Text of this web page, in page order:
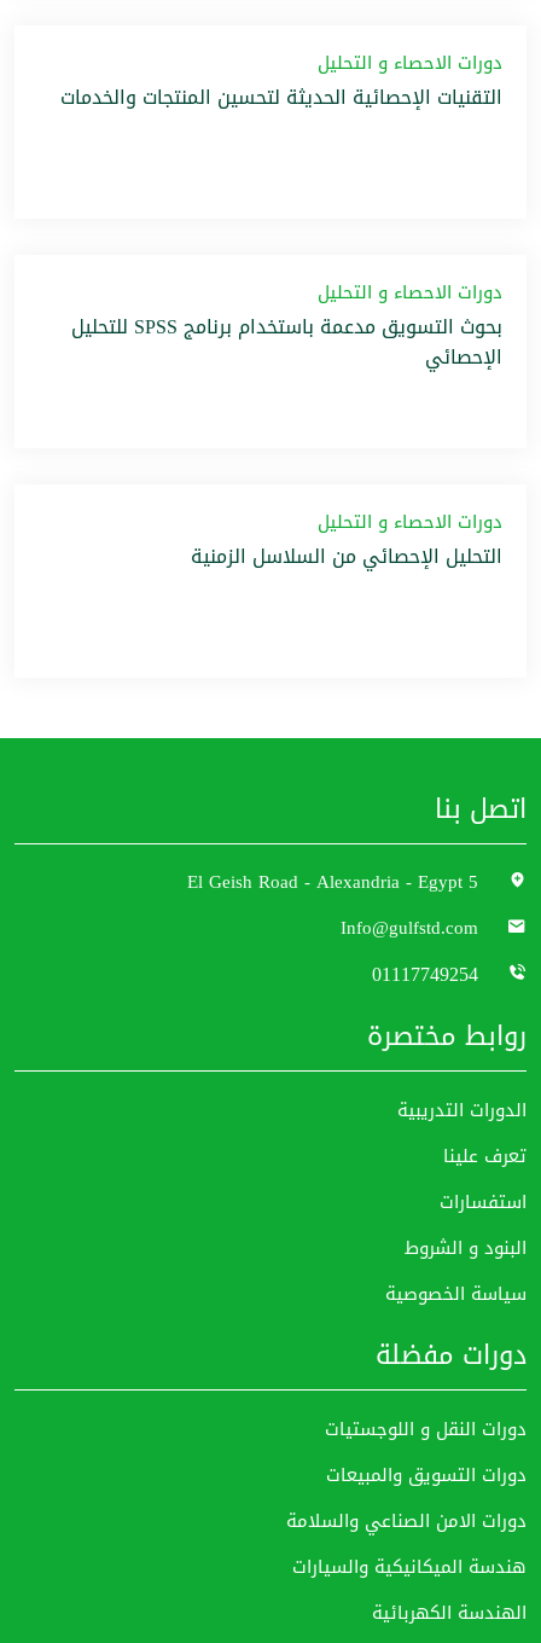
دورات الاحصاء و التحليل
التقنيات الإحصائية الحديثة لتحسين المنتجات والخدمات
دورات الاحصاء و التحليل
بحوث التسويق مدعمة باستخدام برنامج SPSS للتحليل
الإحصائي
دورات الاحصاء و التحليل
التحليل الإحصائي من السلاسل الزمنية
اتصل بنا
5 El Geish Road - Alexandria - Egypt
Info@gulfstd.com
01117749254
روابط مختصرة
الدورات التدريبية
تعرف علينا
استفسارات
البنود و الشروط
سياسة الخصوصية
دورات مفضلة
دورات النقل و اللوجستيات
دورات التسويق والمبيعات
دورات الامن الصناعي والسلامة
هندسة الميكانيكية والسيارات
الهندسة الكهربائية